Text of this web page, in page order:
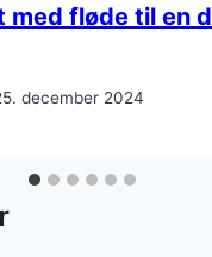
med fløde til en
december 2024